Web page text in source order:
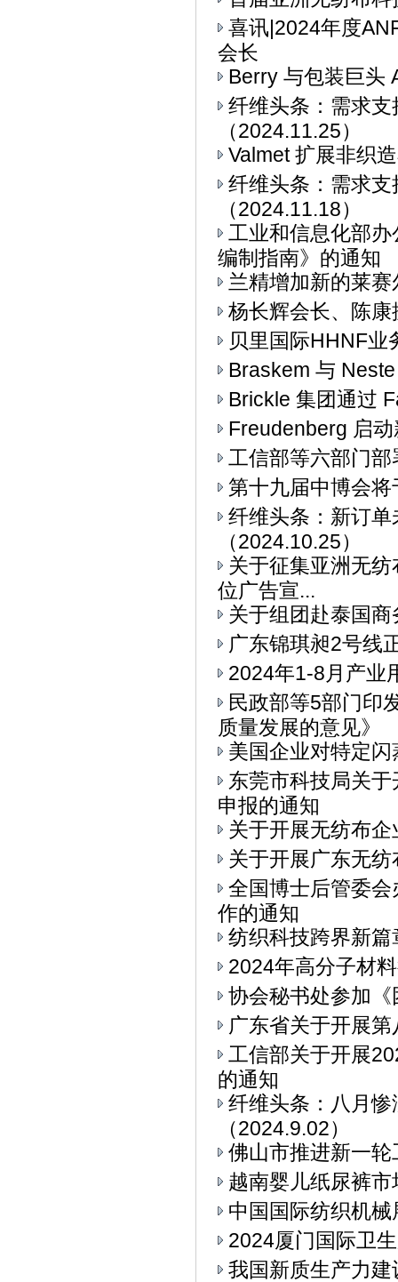
喜讯|2024年度
会长
Berry 与包装巨头
纤维头条：需求
（2024.11.25）
Valmet 扩展非织
纤维头条：需求
（2024.11.18）
工业和信息化部
编制指南》的通知
兰精增加新的莱
杨长辉会长、陈
贝里国际HHNF业
Braskem 与
Brickle 集团通过
Freudenberg 启
工信部等六部门
第十九届中博会
纤维头条：新订
（2024.10.25）
关于征集亚洲无
位广告宣...
关于组团赴泰国
广东锦琪昶2号线
2024年1-8月产业
民政部等5部门印
质量发展的意见》
美国企业对特定
东莞市科技局关
申报的通知
关于开展无纺布
关于开展广东无
全国博士后管委
作的通知
纺织科技跨界新
2024年高分子材
协会秘书处参加
广东省关于开展
工信部关于开展
的通知
纤维头条：八月
（2024.9.02）
佛山市推进新一
越南婴儿纸尿裤
中国国际纺织机
2024厦门国际卫
我国新质生产力